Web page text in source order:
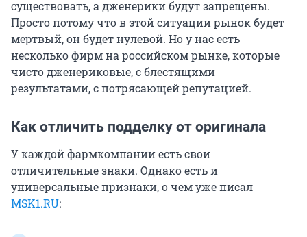
существовать, а дженерики будут запрещены.
Просто потому что в этой ситуации рынок будет
мертвый, он будет нулевой. Но у нас есть
несколько фирм на российском рынке, которые
чисто дженериковые, с блестящими
результатами, с потрясающей репутацией.
Как отличить подделку от оригинала
У каждой фармкомпании есть свои
отличительные знаки. Однако есть и
универсальные признаки, о чем уже писал
MSK1.RU: